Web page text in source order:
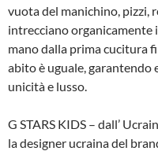
vuota del manichino, pizzi,
intrecciano organicamente
mano dalla prima cucitura
abito è uguale, garantendo
unicità e lusso.
G STARS KIDS – dall’
la designer ucraina del